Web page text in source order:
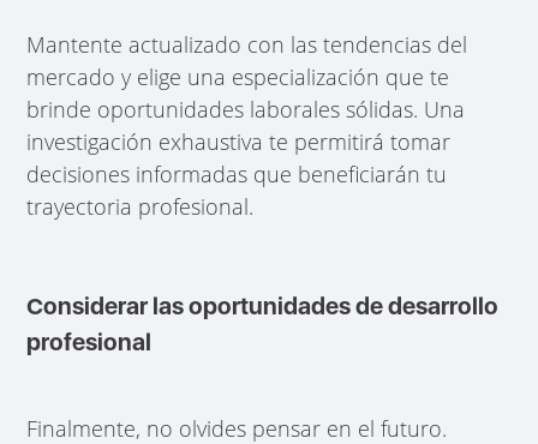
Mantente actualizado con las tendencias del
mercado y elige una especialización que te
brinde oportunidades laborales sólidas. Una
investigación exhaustiva te permitirá tomar
decisiones informadas que beneficiarán tu
trayectoria profesional.
Considerar las oportunidades de desarrollo
profesional
Finalmente, no olvides pensar en el futuro.